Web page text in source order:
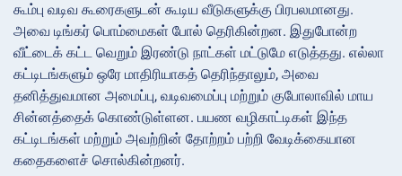
கூம்பு வடிவ கூரைகளுடன் கூடிய வீடுகளுக்கு பிரபலமானது.
அவை டிங்கர் பொம்மைகள் போல் தெரிகின்றன. இதுபோன்ற
வீட்டைக் கட்ட வெறும் இரண்டு நாட்கள் மட்டுமே எடுத்தது. எல்லா
கட்டிடங்களும் ஒரே மாதிரியாகத் தெரிந்தாலும், அவை
தனித்துவமான அமைப்பு, வடிவமைப்பு மற்றும் குபோலாவில் மாய
சின்னத்தைக் கொண்டுள்ளன. பயண வழிகாட்டிகள் இந்த
கட்டிடங்கள் மற்றும் அவற்றின் தோற்றம் பற்றி வேடிக்கையான
கதைகளைச் சொல்கின்றனர்.